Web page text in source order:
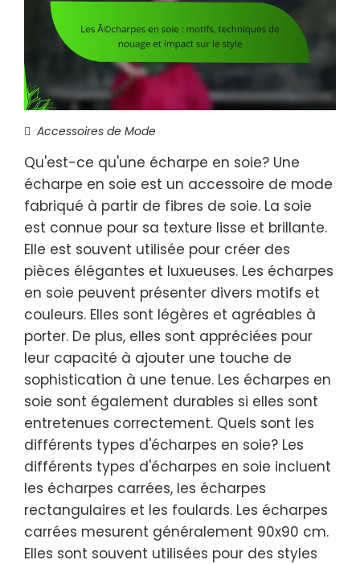
Accessoires de Mode
Qu'est-ce qu'une écharpe en soie? Une
écharpe en soie est un accessoire de mode
fabriqué à partir de fibres de soie. La soie
est connue pour sa texture lisse et brillante.
Elle est souvent utilisée pour créer des
pièces élégantes et luxueuses. Les écharpes
en soie peuvent présenter divers motifs et
couleurs. Elles sont légères et agréables à
porter. De plus, elles sont appréciées pour
leur capacité à ajouter une touche de
sophistication à une tenue. Les écharpes en
soie sont également durables si elles sont
entretenues correctement. Quels sont les
différents types d'écharpes en soie? Les
différents types d'écharpes en soie incluent
les écharpes carrées, les écharpes
rectangulaires et les foulards. Les écharpes
carrées mesurent généralement 90x90 cm.
Elles sont souvent utilisées pour des styles